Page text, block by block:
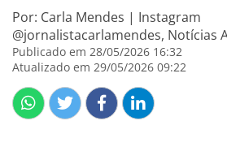
Por: Carla Mendes | Instagram
@jornalistacarlamendes, Notícias
Publicado em 28/05/2026 16:32
Atualizado em 29/05/2026 09:22